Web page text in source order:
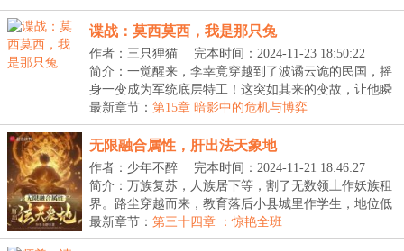
谍战：莫西莫西，我是那只兔
作者：三只狸猫
完本时间：2024-11-23 18:50:22
简介：一觉醒来，李幸竟穿越到了波谲云诡的民国，摇
身一变成为军统底层特工！这突如其来的变故，让他瞬
间...
最新章节： 第15章 暗影中的危机与博弈
无限融合属性，肝出法天象地
作者：少年不醉
完本时间：2024-11-21 18:46:27
简介：万族复苏，人族居下等，割了无数领土作妖族租
界。路尘穿越而来，教育落后小县城里作学生，地位低
微...
最新章节： 第三十四章 ：惊艳全班